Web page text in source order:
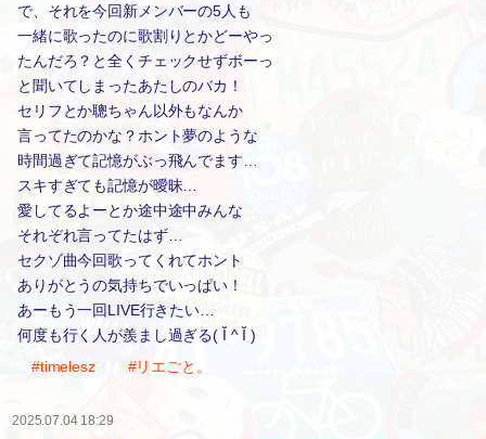
で、それを今回新メンバーの5人も
一緒に歌ったのに歌割りとかどーやっ
たんだろ？と全くチェックせずボーっ
と聞いてしまったあたしのバカ！
セリフとか聰ちゃん以外もなんか
言ってたのかな？ホント夢のような
時間過ぎて記憶がぶっ飛んでます…
スキすぎても記憶が曖昧…
愛してるよーとか途中途中みんな
それぞれ言ってたはず…
セクゾ曲今回歌ってくれてホント
ありがとうの気持ちでいっぱい！
あーもう一回LIVE行きたい…
何度も行く人が羨まし過ぎる( Ĭ ^ Ĭ )
#timelesz
#リエごと。
2025.07.04 18:29